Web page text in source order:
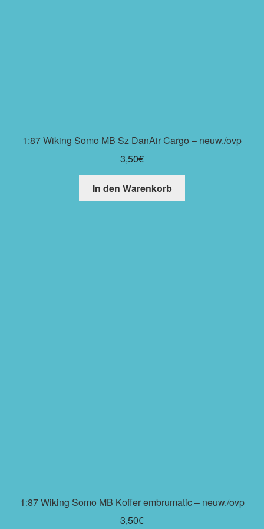
1:87 Wiking Somo MB Sz DanAir Cargo – neuw./ovp
3,50€
In den Warenkorb
1:87 Wiking Somo MB Koffer embrumatic – neuw./ovp
3,50€